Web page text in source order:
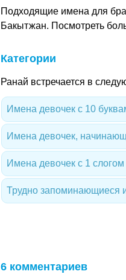
Подходящие имена для
Бакытжан. Посмотреть
Категории
Ранай встречается в
Имена девочек с 10
Имена девочек,
Имена девочек с 1 слогом
Трудно запоминающиеся
6 комментариев